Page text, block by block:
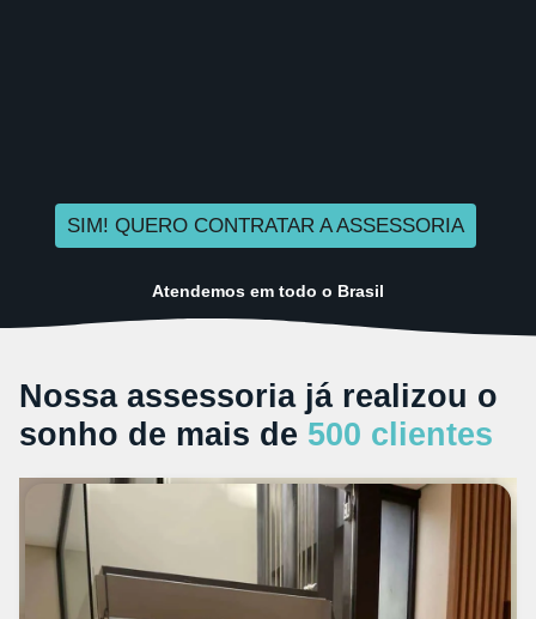
SIM! QUERO CONTRATAR A ASSESSORIA
Atendemos em todo o Brasil
Nossa assessoria já realizou o
sonho de mais de 500 clientes